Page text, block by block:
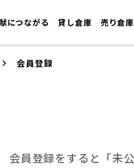
につながる 貸し倉庫 売り倉庫
会員登録
会員登録をすると「未